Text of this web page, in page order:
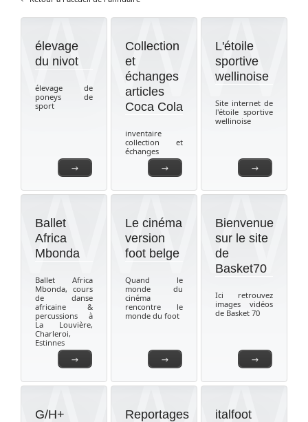
→
élevage
du nivot
élevage de
poneys de
sport
→
Collection
et
échanges
articles
Coca Cola
inventaire
collection et
échanges
→
L'étoile
sportive
wellinoise
Site internet de
l'étoile sportive
wellinoise
→
Ballet
Africa
Mbonda
Ballet Africa
Mbonda, cours
de danse
africaine &
percussions à
La Louvière,
Charleroi,
Estinnes
→
Le cinéma
version
foot belge
Quand le
monde du
cinéma
rencontre le
monde du foot
→
Bienvenue
sur le site
de
Basket70
Ici retrouvez
images vidéos
de Basket 70
G/H+
Reportages
italfoot